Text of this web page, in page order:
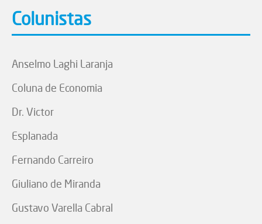
Colunistas
Anselmo Laghi Laranja
Coluna de Economia
Dr. Victor
Esplanada
Fernando Carreiro
Giuliano de Miranda
Gustavo Varella Cabral